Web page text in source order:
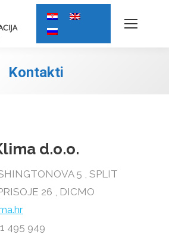
Kontakti
d.o.o.
5 , SPLIT
26 , DICMO
495 949